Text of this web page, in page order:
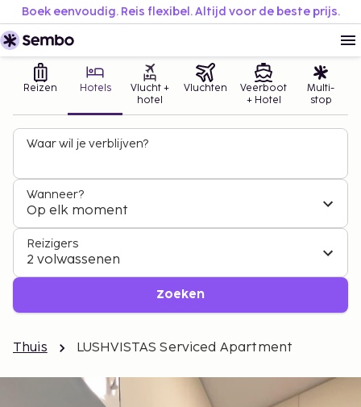
Boek eenvoudig. Reis flexibel. Altijd voor de beste prijs.
Reizen Hotels
Vlucht +
hotel
Vluchten
Veerboot
+ Hotel
Multi-
stop
Waar wil je verblijven?
Wanneer?
Op elk moment
Reizigers
2 volwassenen
Zoeken
Thuis LUSHVISTAS Serviced Apartment